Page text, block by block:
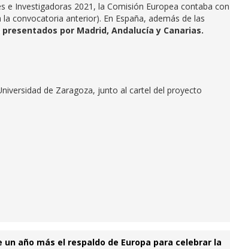
e Investigadoras 2021, la Comisión Europea contaba con
convocatoria anterior). En España, además de las
por Madrid, Andalucía y Canarias.
de Zaragoza, junto al cartel del proyecto
año más el respaldo de Europa para celebrar la